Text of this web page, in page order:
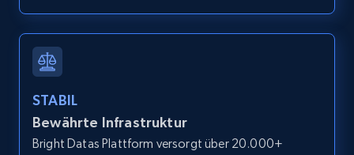
URL, ID, User id, Use url, Title, Headline, Post
text, Date posted, and more.
STABIL
Bewährte Infrastruktur
Bright Datas Plattform versorgt über 20.000+